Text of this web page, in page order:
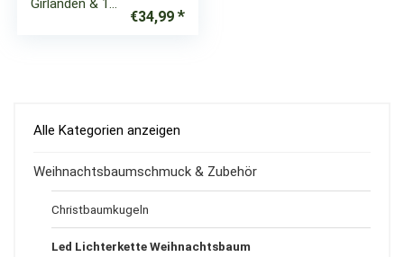
Girlanden & 1…
€34,99
Alle Kategorien anzeigen
Weihnachtsbaumschmuck & Zubehör
Christbaumkugeln
Led Lichterkette Weihnachtsbaum